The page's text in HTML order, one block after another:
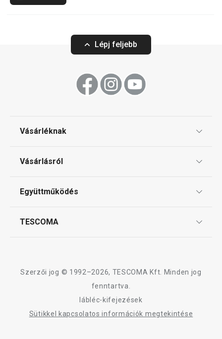
Lépj feljebb
Vásárléknak
Gyakori kérdések
Vásárlásról
Reklamáció és termékvisszaküldés
Együttműködés
TESCOMA
Szerzői jog © 1992–2026, TESCOMA Kft. Minden jog
fenntartva.
lábléc-kifejezések
Sütikkel kapcsolatos információk megtekintése